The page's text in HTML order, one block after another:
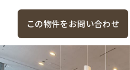
この物件をお問い合わせ